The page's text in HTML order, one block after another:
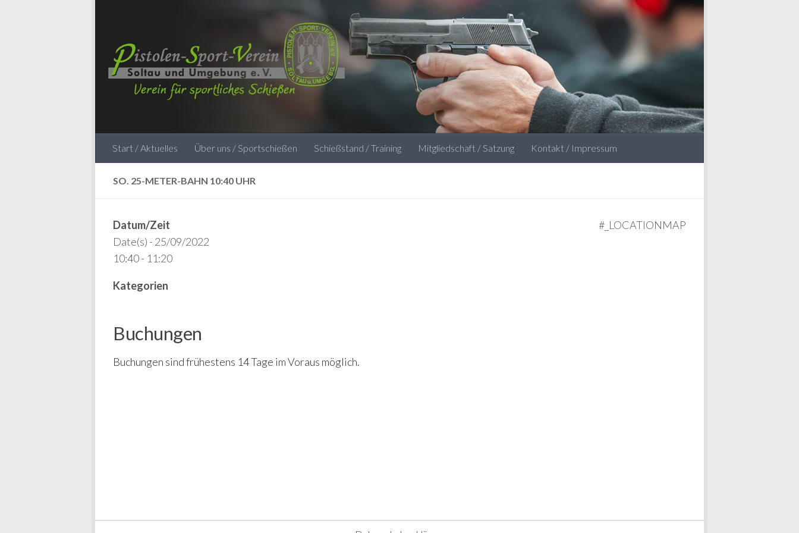
Start / Aktuelles Über uns / Sportschießen Schießstand / Training Mitgliedschaft / Satzung Kontakt / Impressum
SO. 25-METER-BAHN 10:40 UHR
#_LOCATIONMAP
Datum/Zeit
Date(s) - 25/09/2022
10:40 - 11:20
Kategorien
Buchungen
Buchungen sind frühestens 14 Tage im Voraus möglich.